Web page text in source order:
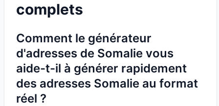
complets
Comment le générateur
d'adresses de Somalie vous
aide-t-il à générer rapidement
des adresses Somalie au format
réel ?